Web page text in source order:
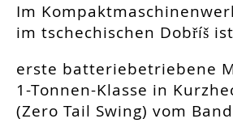
Im
im tschechischen Dobříš
erste batteriebetriebene
1-Tonnen-Klasse in
(Zero Tail Swing) vom